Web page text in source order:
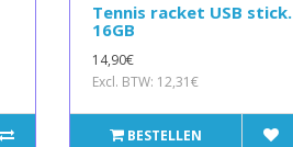
Tennis racket USB stick.
16GB
14,90€
Excl. BTW: 12,31€
BESTELLEN